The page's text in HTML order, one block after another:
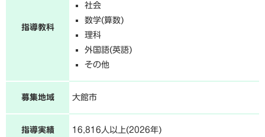
指導教科
社会
数学(算数)
理科
外国語(英語)
その他
募集地域 大館市
指導実績 16,816人以上(2026年)